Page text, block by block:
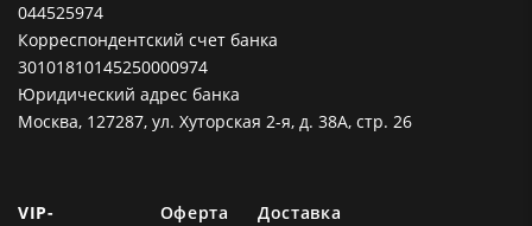
044525974
Корреспондентский счет банка
30101810145250000974
Юридический адрес банка
Москва, 127287, ул. Хуторская 2-я, д. 38А, стр. 26
VIP-
Оферта
Доставка